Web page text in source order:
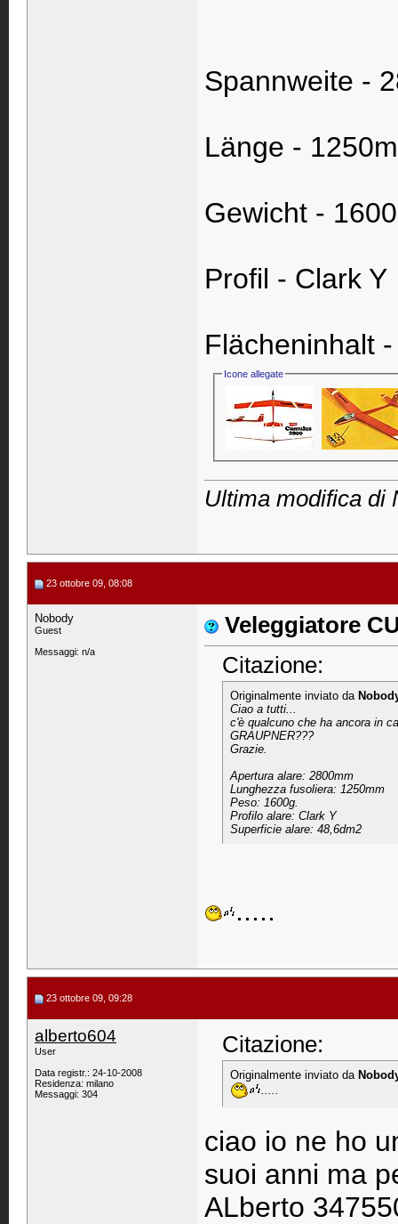
Spannweite -
Länge -
Gewicht -
Profil - Clark Y
Flächeninhalt
Icone allegate
Ultima modifica di
23 ottobre 09, 08:08
Nobody
Guest
Messaggi: n/a
Veleggiatore
Citazione:
Originalmente inviato da
Ciao a tutti...
c'è qualcuno che ha ancora in
GRAUPNER???
Grazie.
Apertura alare: 2800mm
Lunghezza fusoliera: 1250mm
Peso: 1600g.
Profilo alare: Clark Y
Superficie alare: 48,6dm2
.....
23 ottobre 09, 09:28
alberto604
User
Data registr.: 24-10-2008
Residenza: milano
Messaggi: 304
Citazione:
Originalmente inviato da
ciao io ne ho
suoi anni ma
ALberto